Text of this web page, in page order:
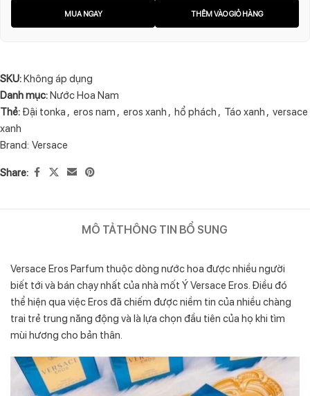
MUA NGAY THÊM VÀO GIỎ HÀNG
SKU:Không áp dụng
Danh mục:Nước Hoa Nam
Thẻ: Đậi tonka , eros nam , eros xanh , hổ phách , Táo xanh , versace
xanh
Brand: Versace
Share:
MÔ TẢTHÔNG TIN BỔ SUNG
Versace Eros Parfum thuộc dòng nước hoa được nhiều người
biết tới và bán chạy nhất của nhà mốt Ý Versace Eros. Điều đó
thể hiện qua việc Eros đã chiếm được niềm tin của nhiều chàng
trai trẻ trung năng động và là lựa chọn đầu tiên của họ khi tìm
mùi hương cho bản thân.